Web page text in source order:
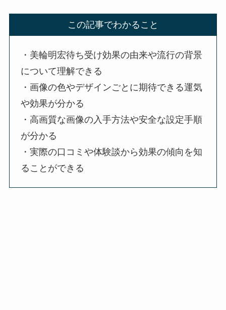
この記事でわかること
・美輪明宏待ち受け効果の由来や流行の背景
について理解できる
・画像の色やデザインごとに期待できる運気
や効果が分かる
・高画質な画像の入手方法や安全な設定手順
が分かる
・実際の口コミや体験談から効果の傾向を知
ることができる